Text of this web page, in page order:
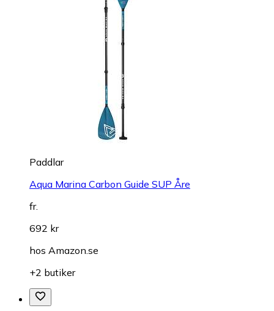
Paddlar
Aqua Marina Carbon Guide SUP Åre
fr.
692 kr
hos Amazon.se
+2 butiker